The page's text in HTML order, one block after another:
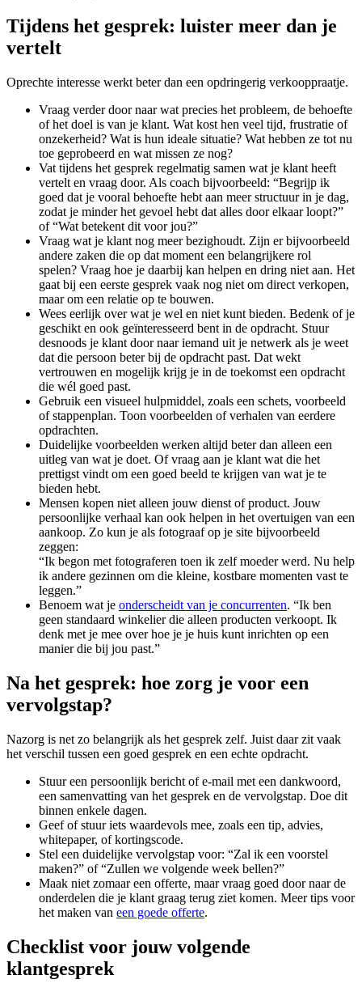
Tijdens het gesprek: luister meer dan je
vertelt
Oprechte interesse werkt beter dan een opdringerig verkooppraatje.
Vraag verder door naar wat precies het probleem, de behoefte
of het doel is van je klant. Wat kost hen veel tijd, frustratie of
onzekerheid? Wat is hun ideale situatie? Wat hebben ze tot nu
toe geprobeerd en wat missen ze nog?
Vat tijdens het gesprek regelmatig samen wat je klant heeft
vertelt en vraag door. Als coach bijvoorbeeld: “Begrijp ik
goed dat je vooral behoefte hebt aan meer structuur in je dag,
zodat je minder het gevoel hebt dat alles door elkaar loopt?”
of “Wat betekent dit voor jou?”
Vraag wat je klant nog meer bezighoudt. Zijn er bijvoorbeeld
andere zaken die op dat moment een belangrijkere rol
spelen? Vraag hoe je daarbij kan helpen en dring niet aan. Het
gaat bij een eerste gesprek vaak nog niet om direct verkopen,
maar om een relatie op te bouwen.
Wees eerlijk over wat je wel en niet kunt bieden. Bedenk of je
geschikt en ook geïnteresseerd bent in de opdracht. Stuur
desnoods je klant door naar iemand uit je netwerk als je weet
dat die persoon beter bij de opdracht past. Dat wekt
vertrouwen en mogelijk krijg je in de toekomst een opdracht
die wél goed past.
Gebruik een visueel hulpmiddel, zoals een schets, voorbeeld
of stappenplan. Toon voorbeelden of verhalen van eerdere
opdrachten.
Duidelijke voorbeelden werken altijd beter dan alleen een
uitleg van wat je doet. Of vraag aan je klant wat die het
prettigst vindt om een goed beeld te krijgen van wat je te
bieden hebt.
Mensen kopen niet alleen jouw dienst of product. Jouw
persoonlijke verhaal kan ook helpen in het overtuigen van een
aankoop. Zo kun je als fotograaf op je site bijvoorbeeld
zeggen:
“Ik begon met fotograferen toen ik zelf moeder werd. Nu help
ik andere gezinnen om die kleine, kostbare momenten vast te
leggen.”
Benoem wat je onderscheidt van je concurrenten. “Ik ben
geen standaard winkelier die alleen producten verkoopt. Ik
denk met je mee over hoe je je huis kunt inrichten op een
manier die bij jou past.”
Na het gesprek: hoe zorg je voor een
vervolgstap?
Nazorg is net zo belangrijk als het gesprek zelf. Juist daar zit vaak
het verschil tussen een goed gesprek en een echte opdracht.
Stuur een persoonlijk bericht of e-mail met een dankwoord,
een samenvatting van het gesprek en de vervolgstap. Doe dit
binnen enkele dagen.
Geef of stuur iets waardevols mee, zoals een tip, advies,
whitepaper, of kortingscode.
Stel een duidelijke vervolgstap voor: “Zal ik een voorstel
maken?” of “Zullen we volgende week bellen?”
Maak niet zomaar een offerte, maar vraag goed door naar de
onderdelen die je klant graag terug ziet komen. Meer tips voor
het maken van een goede offerte.
Checklist voor jouw volgende
klantgesprek